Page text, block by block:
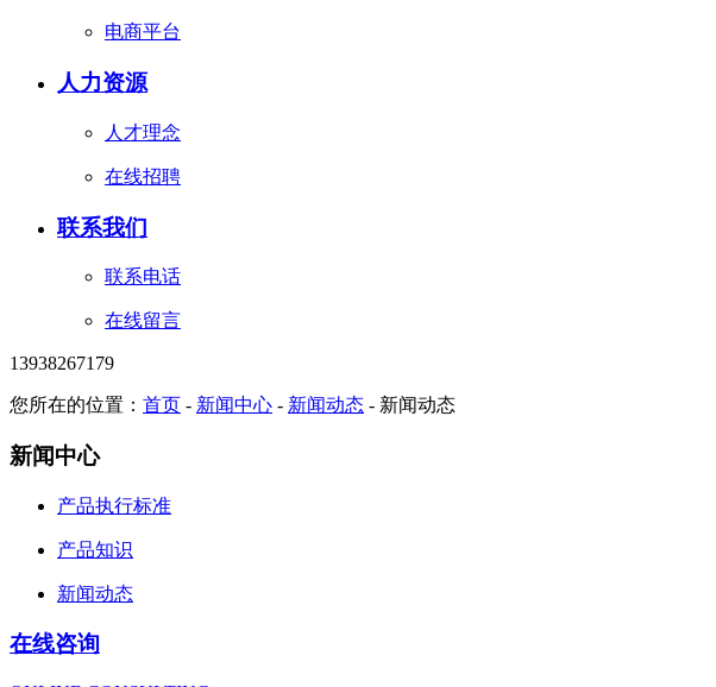
电商平台
人力资源
人才理念
在线招聘
联系我们
联系电话
在线留言
13938267179
您所在的位置： 首页 - 新闻中心 - 新闻动态 - 新闻动态
新闻中心
产品执行标准
产品知识
新闻动态
在线咨询